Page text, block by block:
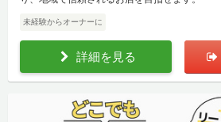
未経験からオーナーに
詳細を見る